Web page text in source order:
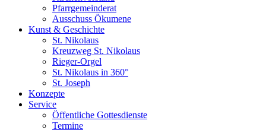
Pfarrgemeinderat
Ausschuss Ökumene
Kunst & Geschichte
St. Nikolaus
Kreuzweg St. Nikolaus
Rieger-Orgel
St. Nikolaus in 360°
St. Joseph
Konzepte
Service
Öffentliche Gottesdienste
Termine